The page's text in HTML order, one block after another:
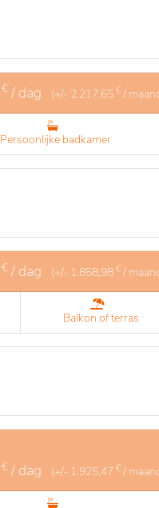
€ / dag (+/- 2.217,65 € /
Persoonlijke badkamer
€ / dag (+/- 1.858,98 € /
Balkon of terras
€ / dag (+/- 1.925,47 € /